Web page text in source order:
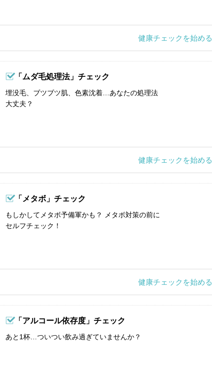
健康チェックを始める
「ムダ毛処理法」チェック
埋没毛、ブツブツ肌、色素沈着…あなたの処理法
大丈夫？
健康チェックを始める
「メタボ」チェック
もしかしてメタボ予備軍かも？ メタボ対策の前に
セルフチェック！
健康チェックを始める
「アルコール依存度」チェック
あと1杯…ついつい飲み過ぎていませんか？